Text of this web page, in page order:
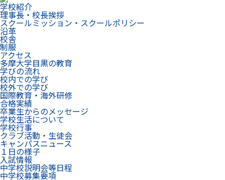
学校紹介
理事長・校長挨拶
スクールミッション・スクールポリシー
沿革
校舎
制服
アクセス
多摩大学目黒の教育
学びの流れ
校内での学び
校外での学び
国際教育・海外研修
合格実績
卒業生からのメッセージ
学校生活について
学校行事
クラブ活動・生徒会
キャンパスニュース
１日の様子
入試情報
中学校説明会等日程
中学校募集要項